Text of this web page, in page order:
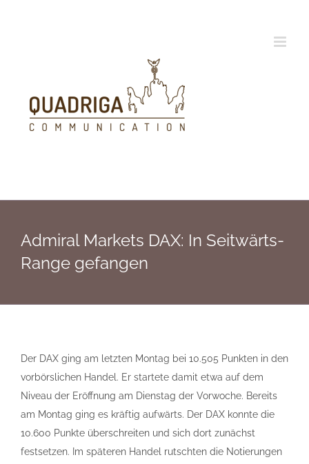
Admiral Markets DAX: In Seitwärts-
Range gefangen
Der DAX ging am letzten Montag bei 10.505 Punkten in den
vorbörslichen Handel. Er startete damit etwa auf dem
Niveau der Eröffnung am Dienstag der Vorwoche. Bereits
am Montag ging es kräftig aufwärts. Der DAX konnte die
10.600 Punkte überschreiten und sich dort zunächst
festsetzen. Im späteren Handel rutschten die Notierungen